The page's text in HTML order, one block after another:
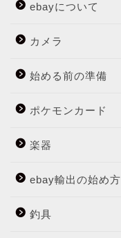
ebayについて
カメラ
始める前の準備
ポケモンカード
楽器
ebay輸出の始め方
釣具